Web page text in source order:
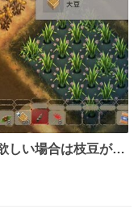
しい場合は枝豆が収
になって一部だけ収
庭